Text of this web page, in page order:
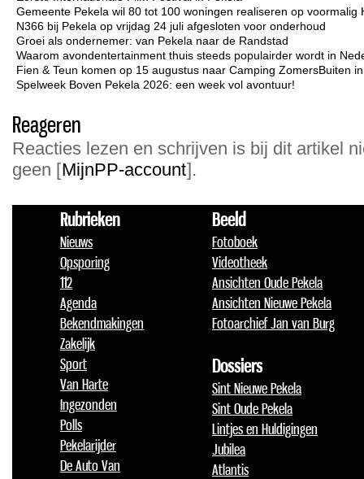
Gemeente Pekela wil 80 tot 100 woningen realiseren op voormalig
N366 bij Pekela op vrijdag 24 juli afgesloten voor onderhoud
Groei als ondernemer: van Pekela naar de Randstad
Waarom avondentertainment thuis steeds populairder wordt in
Fien & Teun komen op 15 augustus naar Camping ZomersBuiten
Spelweek Boven Pekela 2026: een week vol avontuur!
Reageren
Reacties lezen en schrijven is bij dit artikel
geen [MijnPP-account].
Rubrieken
Nieuws
Opsporing
112
Agenda
Bekendmakingen
Zakelijk
Sport
Van Harte
Ingezonden
Polls
Pekelarijder
De Auto Van
Beeld
Fotoboek
Videotheek
Ansichten Oude Pekela
Ansichten Nieuwe Pekela
Fotoarchief Jan van Burg
Dossiers
Sint Nieuwe Pekela
Sint Oude Pekela
Lintjes en Huldigingen
Jubilea
Atlantis